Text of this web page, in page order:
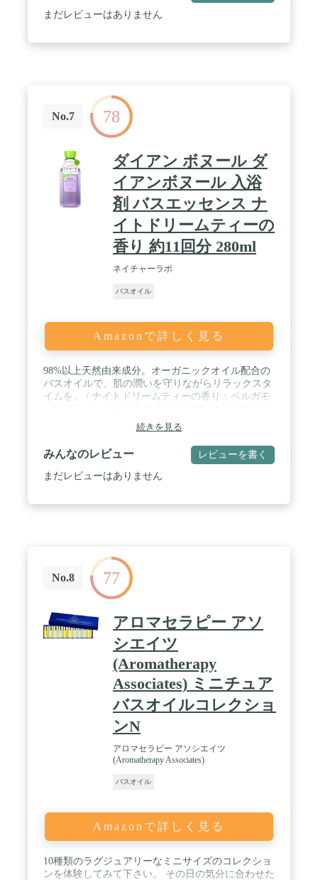
まだレビューはありません
No.7 78
ダイアン ボヌール ダ
イアンボヌール 入浴
剤 バスエッセンス ナ
イトドリームティーの
香り 約11回分 280ml
ネイチャーラボ
バスオイル
Amazonで詳しく見る
98%以上天然由来成分。オーガニックオイル配合の
バスオイルで、肌の潤いを守りながらリラックスタ
イムを。 / ナイトドリームティーの香り：ベルガモ
シアバター(*2)・カモミール(*3)・ハトムギ(*4) 配
合 / *1 アルガニアスピノサ核油 *2 シア脂 *3 カミツ
レ花エキス *4 ハトムギ種子エキス
続きを見る
みんなのレビュー レビューを書く
まだレビューはありません
No.8 77
アロマセラピー アソ
シエイツ
(Aromatherapy
Associates) ミニチュア
バスオイルコレクショ
ンN
アロマセラピー アソシエイツ
(Aromatherapy Associates)
バスオイル
Amazonで詳しく見る
10種類のラグジュアリーなミニサイズのコレクショ
ンを体験してみて下さい。 その日の気分に合わせた